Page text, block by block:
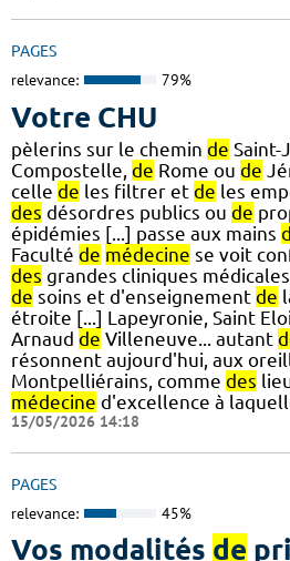
PAGES
relevance: 79%
Votre CHU
pèlerins sur le chemin de Saint-
Compostelle, de Rome ou de
celle de les filtrer et de les
des désordres publics ou de
épidémies [...] passe aux mains
Faculté de médecine se voit
des grandes cliniques
de soins et d'enseignement de
étroite [...] Lapeyronie, Saint
Arnaud de Villeneuve... autant
résonnent aujourd'hui, aux
Montpelliérains, comme des
médecine d'excellence à
15/05/2026 14:18
PAGES
relevance: 45%
Vos modalités de